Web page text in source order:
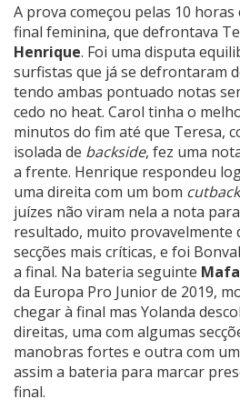
A prova começou pelas 10
final feminina, que defrontava
Henrique. Foi uma disputa
surfistas que já se defrontaram
tendo ambas pontuado notas
cedo no heat. Carol tinha o
minutos do fim até que Teresa,
isolada de backside, fez uma
a frente. Henrique respondeu
uma direita com um bom cutback
juízes não viram nela a nota
resultado, muito provavelmente
secções mais críticas, e foi
a final. Na bateria seguinte
da Europa Pro Junior de 2019,
chegar à final mas Yolanda
direitas, uma com algumas
manobras fortes e outra com
assim a bateria para marcar
final.